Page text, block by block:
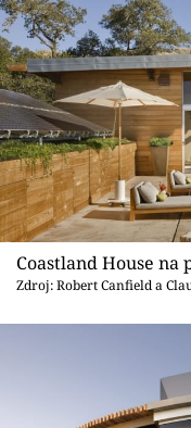
Coastland House na
Zdroj: Robert Canfield a